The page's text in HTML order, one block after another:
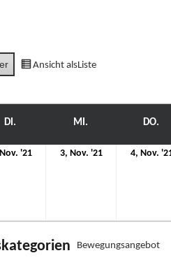
Ansicht alsListe
DI. MI. DO.
'212.
3, Nov. '213.
4, Nov.
Bewegungsangebot